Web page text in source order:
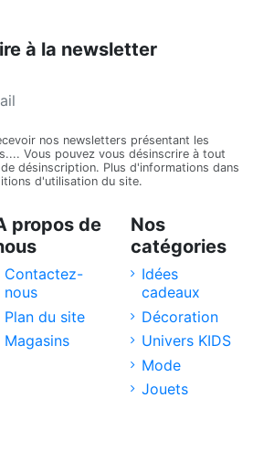
à la newsletter
nos newsletters présentant les
Vous pouvez vous désinscrire à tout
désinscription. Plus d'informations dans
d'utilisation du site.
propos de
Contactez-
nous
Plan du site
Magasins
Nos
catégories
Idées
cadeaux
Décoration
Univers KIDS
Mode
Jouets